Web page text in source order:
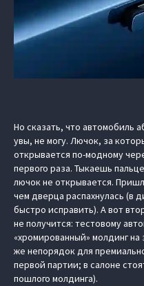
Но сказать, что автомобиль
увы, не могу. Лючок, за
открывается по-модному
первого раза. Тыкаешь
лючок не открывается.
чем дверца распахнулась (в
быстро исправить). А вот
не получится: тестовому
«хромированный» молдинг
же непорядок для
первой партии; в салоне
пошлого молдинга).